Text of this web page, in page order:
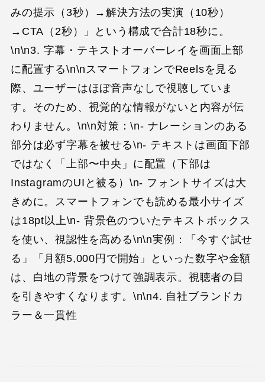
みの提示（3秒）→解決方法の実演（10秒）
→CTA（2秒）」という構成で合計18秒に。
\n\n3. 字幕・テキストオーバーレイを画面上部
に配置する\n\nスマートフォンでReelsを見る
際、ユーザーはほぼ音声なしで視聴していま
す。そのため、視覚的な情報がないと内容が伝
わりません。\n\n対策：\n- ナレーションのある
部分は必ず字幕を被せる\n- テキストは画面下部
ではなく「上部〜中央」に配置（下部は
InstagramのUIと被る）\n- フォントサイズは大
きめに。スマートフォンでも読める最小サイズ
は18pt以上\n- 背景色のついたテキストボックス
を使い、視認性を高める\n\n実例：「今すぐ試せ
る」「月額5,000円で開始」といった数字や金額
は、白地の背景をつけて強調表示。視聴者の目
を引きやすくなります。\n\n4. 自社ブランドカ
ラー＆一貫性